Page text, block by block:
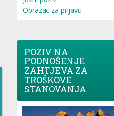
Obrazac za prijavu
POZIV NA
PODNOŠENJE
ZAHTJEVA ZA
TROŠKOVE
STANOVANJA